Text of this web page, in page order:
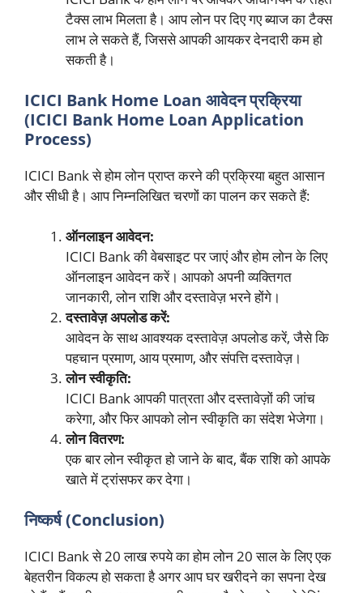
टैक्स लाभ मिलता है। आप लोन पर दिए गए ब्याज का टैक्स
लाभ ले सकते हैं, जिससे आपकी आयकर देनदारी कम हो
सकती है।
ICICI Bank Home Loan आवेदन प्रक्रिया
(ICICI Bank Home Loan Application
Process)
ICICI Bank से होम लोन प्राप्त करने की प्रक्रिया बहुत आसान
और सीधी है। आप निम्नलिखित चरणों का पालन कर सकते हैं:
ऑनलाइन आवेदन:
ICICI Bank की वेबसाइट पर जाएं और होम लोन के लिए
ऑनलाइन आवेदन करें। आपको अपनी व्यक्तिगत
जानकारी, लोन राशि और दस्तावेज़ भरने होंगे।
दस्तावेज़ अपलोड करें:
आवेदन के साथ आवश्यक दस्तावेज़ अपलोड करें, जैसे कि
पहचान प्रमाण, आय प्रमाण, और संपत्ति दस्तावेज़।
लोन स्वीकृति:
ICICI Bank आपकी पात्रता और दस्तावेज़ों की जांच
करेगा, और फिर आपको लोन स्वीकृति का संदेश भेजेगा।
लोन वितरण:
एक बार लोन स्वीकृत हो जाने के बाद, बैंक राशि को आपके
खाते में ट्रांसफर कर देगा।
निष्कर्ष (Conclusion)
ICICI Bank से 20 लाख रुपये का होम लोन 20 साल के लिए एक
बेहतरीन विकल्प हो सकता है अगर आप घर खरीदने का सपना देख